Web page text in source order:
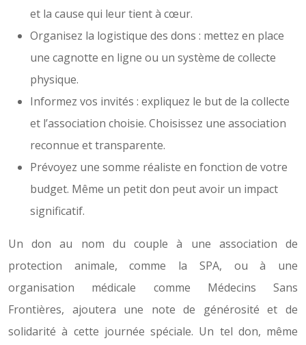
et la cause qui leur tient à cœur.
Organisez la logistique des dons : mettez en place
une cagnotte en ligne ou un système de collecte
physique.
Informez vos invités : expliquez le but de la collecte
et l’association choisie. Choisissez une association
reconnue et transparente.
Prévoyez une somme réaliste en fonction de votre
budget. Même un petit don peut avoir un impact
significatif.
Un don au nom du couple à une association de
protection animale, comme la SPA, ou à une
organisation médicale comme Médecins Sans
Frontières, ajoutera une note de générosité et de
solidarité à cette journée spéciale. Un tel don, même